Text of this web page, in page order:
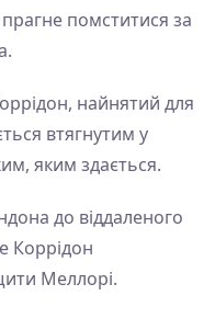
помститися за
найнятий для
втягнутим у
яким здається.
до віддаленого
Коррідон
Меллорі.